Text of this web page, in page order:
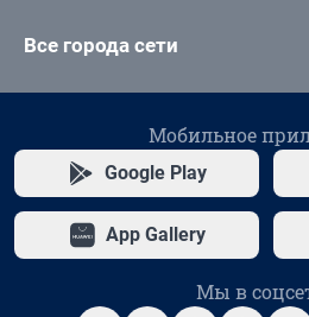
Все города сети
Мобильное
Google Play
App Gallery
Мы в